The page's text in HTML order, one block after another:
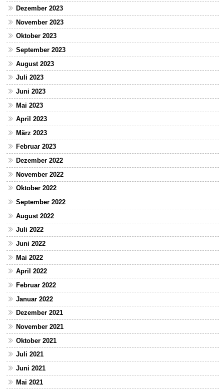
Dezember 2023
November 2023
Oktober 2023
September 2023
August 2023
Juli 2023
Juni 2023
Mai 2023
April 2023
März 2023
Februar 2023
Dezember 2022
November 2022
Oktober 2022
September 2022
August 2022
Juli 2022
Juni 2022
Mai 2022
April 2022
Februar 2022
Januar 2022
Dezember 2021
November 2021
Oktober 2021
Juli 2021
Juni 2021
Mai 2021